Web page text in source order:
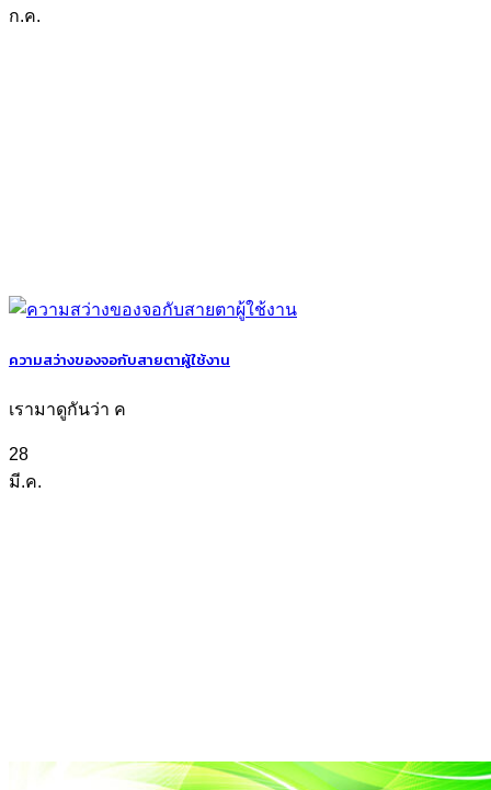
ก.ค.
ความสว่างของจอกับสายตาผู้ใช้งาน
เรามาดูกันว่า ค
28
มี.ค.